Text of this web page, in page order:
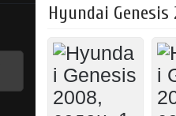
Hyundai Genesis